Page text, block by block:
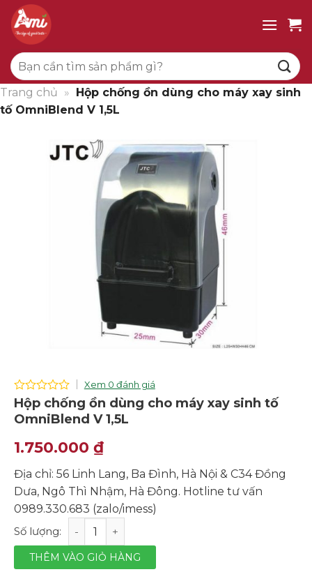
qua
dung
Tìm
kiếm:
Trang chủ » Hộp chống ồn dùng cho máy xay sinh
tố OmniBlend V 1,5L
0
out
of
Xem 0 đánh giá
Hộp chống ồn dùng cho máy xay sinh tố
OmniBlend V 1,5L
1.750.000 ₫
Địa chỉ: 56 Linh Lang, Ba Đình, Hà Nội & C34 Đồng
Dưa, Ngô Thì Nhậm, Hà Đông. Hotline tư vấn
0989.330.683 (zalo/imess)
Hộp chống ồn dùng cho máy xay sinh tố OmniBlend V
THÊM VÀO GIỎ HÀNG